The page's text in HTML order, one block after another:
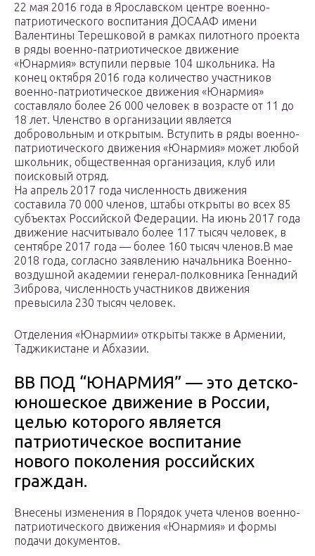
22 мая 2016 года в Ярославском центре военно-
патриотического воспитания ДОСААФ имени
Валентины Терешковой в рамках пилотного проекта
в ряды военно-патриотическое движение
«Юнармия» вступили первые 104 школьника. На
конец октября 2016 года количество участников
военно-патриотическое движения «Юнармия»
составляло более 26 000 человек в возрасте от 11 до
18 лет. Членство в организации является
добровольным и открытым. Вступить в ряды военно-
патриотического движения «Юнармия» может любой
школьник, общественная организация, клуб или
поисковый отряд.
На апрель 2017 года численность движения
составила 70 000 членов, штабы открыты во всех 85
субъектах Российской Федерации. На июнь 2017 года
движение насчитывало более 117 тысяч человек, в
сентябре 2017 года — более 160 тысяч членов.В мае
2018 года, согласно заявлению начальника Военно-
воздушной академии генерал-полковника Геннадий
Зиброва, численность участников движения
превысила 230 тысяч человек.
Отделения «Юнармии» открыты также в Армении,
Таджикистане и Абхазии.
ВВ ПОД “ЮНАРМИЯ” — это детско-
юношеское движение в России,
целью которого является
патриотическое воспитание
нового поколения российских
граждан.
Внесены изменения в Порядок учета членов военно-
патриотического движения «Юнармия» и формы
подачи документов.